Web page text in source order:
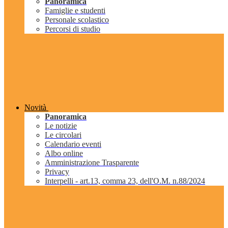
Famiglie e studenti
Personale scolastico
Percorsi di studio
Novità
Panoramica
Le notizie
Le circolari
Calendario eventi
Albo online
Amministrazione Trasparente
Privacy
Interpelli - art.13, comma 23, dell'O.M. n.88/2024